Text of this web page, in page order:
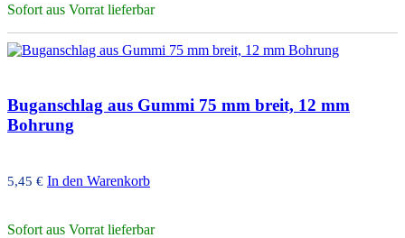
Sofort aus Vorrat lieferbar
Buganschlag aus Gummi 75 mm breit, 12 mm
Bohrung
5,45 € In den Warenkorb
Sofort aus Vorrat lieferbar